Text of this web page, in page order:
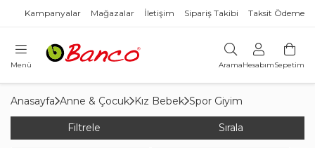
Kampanyalar Mağazalar İletişim Sipariş Takibi Taksit Ödeme
Menü AramaHesabımSepetim
Anasayfa Anne & Çocuk Kız Bebek Spor Giyim
Filtrele Sırala